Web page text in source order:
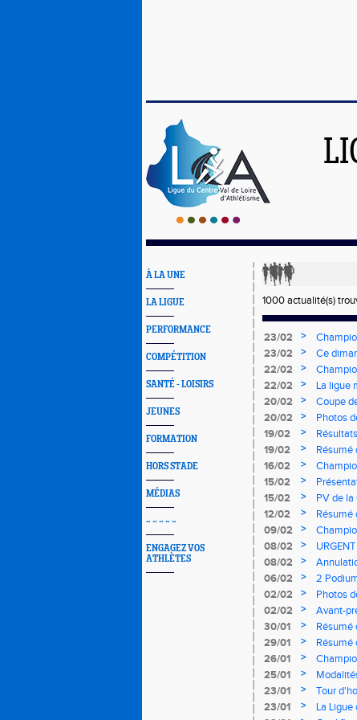
À LA UNE
LA LIGUE
PERFORMANCE
COMPÉTITION
SANTÉ - LOISIRS
JEUNES
FORMATION
HORS STADE
MÉDIAS
~ ~ ~ ~ ~
ENGAGEZ VOS
ATHLÈTES
1000 actualité(s)
23/02 >
23/02
>
Ce
région
22/02 >
Reuil
22/02 >
La ligue
20/02
>
Coupe
20/02
>
Photos
19/02 >
19/02 >
Résumé
16/02 >
15/02
>
15/02 >
PV de
12/02
>
Résumé
podiums!
09/02 >
Aubière
08/02 >
08/02
>
06/02 >
2
02/02
>
Photos
02/02
>
Avant-
Marche
30/01 >
Résumé
29/01
>
Résumé
26/01
>
en
25/01 >
23/01
>
Tour
23/01
>
La